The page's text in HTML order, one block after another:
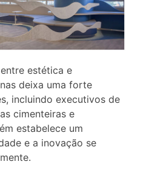
estética e
deixa uma forte
incluindo executivos de
cimenteiras e
estabelece um
e a inovação se